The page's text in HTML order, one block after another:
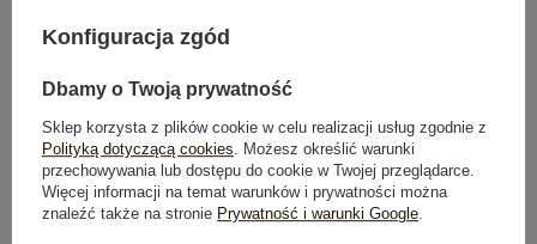
Produkt niedostępny
OPIS PRODUKTU
GŁÓWNE PARAMETRY
Konfiguracja zgód
Dbamy o Twoją prywatność
Sklep korzysta z plików cookie w celu realizacji usług zgodnie z
Polityką dotyczącą cookies . Możesz określić warunki
przechowywania lub dostępu do cookie w Twojej przeglądarce.
Więcej informacji na temat warunków i prywatności można
znaleźć także na stronie Prywatność i warunki Google